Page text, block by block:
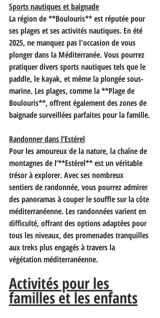
Sports nautiques et baignade
La région de **Boulouris** est réputée pour
ses plages et ses activités nautiques. En été
2025, ne manquez pas l'occasion de vous
plonger dans la Méditerranée. Vous pourrez
pratiquer divers sports nautiques tels que le
paddle, le kayak, et même la plongée sous-
marine. Les plages, comme la **Plage de
Boulouris**, offrent également des zones de
baignade surveillées parfaites pour la famille.
Randonner dans l’Estérel
Pour les amoureux de la nature, la chaîne de
montagnes de l’**Estérel** est un véritable
trésor à explorer. Avec ses nombreux
sentiers de randonnée, vous pourrez admirer
des panoramas à couper le souffle sur la côte
méditerranéenne. Les randonnées varient en
difficulté, offrant des options adaptées pour
tous les niveaux, des promenades tranquilles
aux treks plus engagés à travers la
végétation méditerranéenne.
Activités pour les
familles et les enfants